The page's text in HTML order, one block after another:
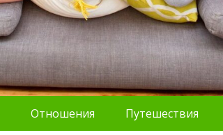
Отношения Путешествия